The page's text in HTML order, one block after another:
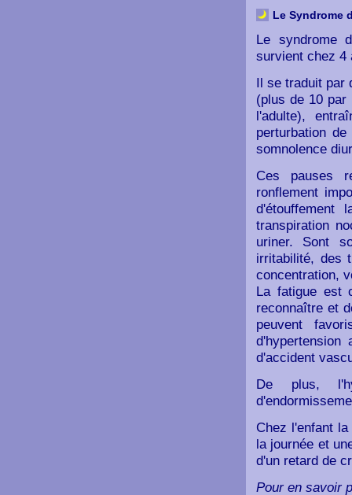
Le Syndrome
Le syndrome
survient chez 4
Il se traduit par
(plus de 10 par
l'adulte),
perturbation
somnolence
Ces pauses
ronflement
d'étouffement
transpiration
uriner. Sont
irritabilité, des
concentration,
La fatigue est
reconnaître et
peuvent
d'accident
De plus,
Chez l'enfant
la journée et
d'un retard de
Pour en savoir